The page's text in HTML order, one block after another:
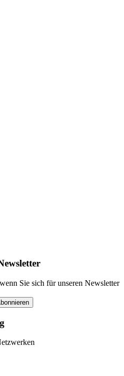
Sie sich für unseren Newsletter